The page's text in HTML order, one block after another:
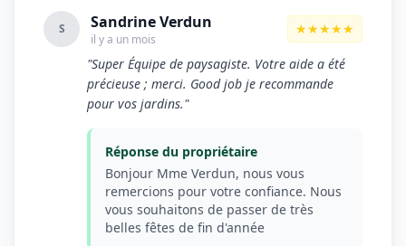
S Sandrine Verdun
il y a un mois
★★★★★
"Super Équipe de paysagiste. Votre aide a été
précieuse ; merci. Good job je recommande
pour vos jardins."
Réponse du propriétaire
Bonjour Mme Verdun, nous vous
remercions pour votre confiance. Nous
vous souhaitons de passer de très
belles fêtes de fin d'année